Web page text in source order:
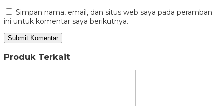
Simpan nama, email, dan situs web saya pada peramban
ini untuk komentar saya berikutnya.
Produk Terkait